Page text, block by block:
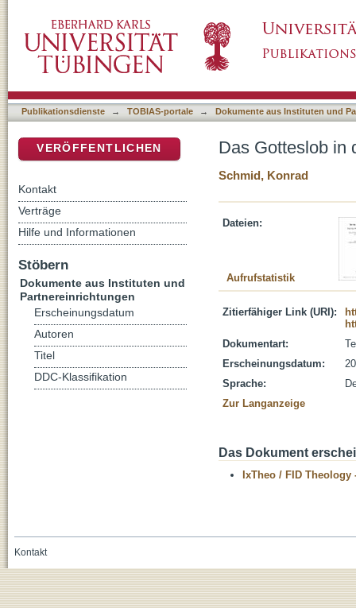
Publikationsdienste → TOBIAS-portale → Dokumente aus Instituten und
Das Gotteslob in
Schmid, Konrad
Dateien:
Aufrufstatistik
Zitierfähiger Link (URI):
Dokumentart:
Erscheinungsdatum:
Sprache:
Zur Langanzeige
Das Dokument
IxTheo / FID Theology
VERÖFFENTLICHEN
Kontakt
Verträge
Hilfe und Informationen
Stöbern
Dokumente aus Instituten und
Partnereinrichtungen
Erscheinungsdatum
Autoren
Titel
DDC-Klassifikation
Kontakt